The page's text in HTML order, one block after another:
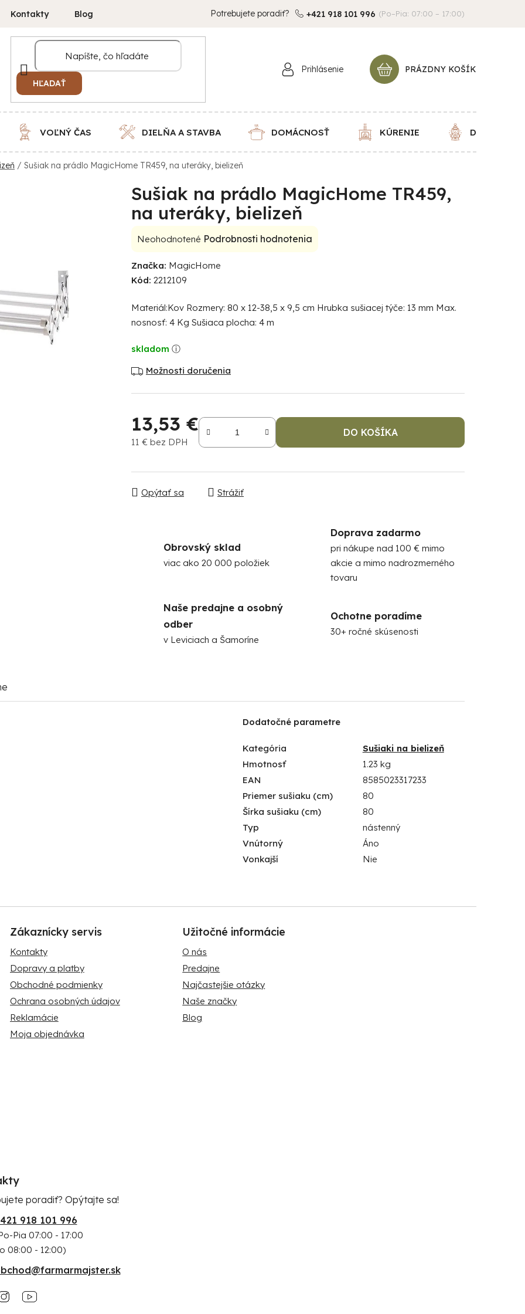
Kontakty Blog Potrebujete poradiť? +421 918 101 996 (Po–Pia: 07:00 – 17:00)
HĽADAŤ
Prihlásenie
NÁKUPNÝ
KOŠÍK
PRÁZDNY KOŠÍK
VOĽNÝ ČAS DIELŇA A STAVBA DOMÁCNOSŤ KÚRENIE DEKORÁCIE
/ Sušiak na prádlo MagicHome TR459, na uteráky, bielizeň
Sušiak na prádlo MagicHome TR459,
na uteráky, bielizeň
Priemerné
produktu
je
z
5
Neohodnotené Podrobnosti hodnotenia
Značka: MagicHome
Kód: 2212109
Materiál:Kov Rozmery: 80 x 12-38,5 x 9,5 cm Hrubka sušiacej týče: 13 mm Max.
nosnosť: 4 Kg Sušiaca plocha: 4 m
skladom
Možnosti doručenia
13,53 €
11 € bez DPH
DO KOŠÍKA
Opýtať sa Strážiť
Obrovský sklad
viac ako 20 000 položiek
Doprava zadarmo
pri nákupe nad 100 € mimo
akcie a mimo nadrozmerného
tovaru
Naše predajne a osobný
odber
v Leviciach a Šamoríne
Ochotne poradíme
30+ ročné skúsenosti
Dodatočné parametre
Kategória
Sušiaki na bielizeň
Hmotnosť
1.23 kg
EAN
8585023317233
Priemer sušiaku (cm)
80
Šírka sušiaku (cm)
80
Typ
nástenný
Vnútorný
Áno
Vonkajší
Nie
Zákaznícky servis
Kontakty
Dopravy a platby
Obchodné podmienky
Ochrana osobných údajov
Reklamácie
Moja objednávka
Užitočné informácie
O nás
Predajne
Najčastejšie otázky
Naše značky
Blog
poradiť? Opýtajte sa!
918 101 996
Pia 07:00 - 17:00
08:00 - 12:00)